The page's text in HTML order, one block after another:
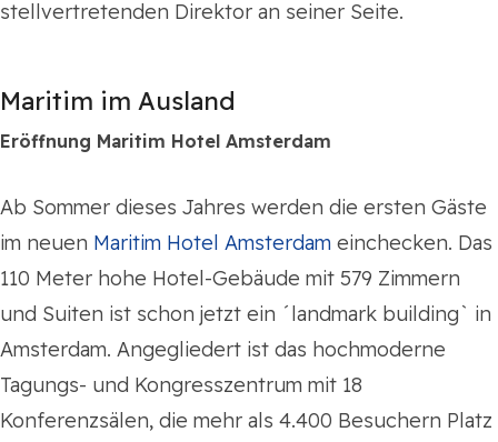
stellvertretenden Direktor an seiner Seite.
Maritim im Ausland
Eröffnung Maritim Hotel Amsterdam
Ab Sommer dieses Jahres werden die ersten Gäste
im neuen Maritim Hotel Amsterdam einchecken. Das
110 Meter hohe Hotel-Gebäude mit 579 Zimmern
und Suiten ist schon jetzt ein ´landmark building` in
Amsterdam. Angegliedert ist das hochmoderne
Tagungs- und Kongresszentrum mit 18
Konferenzsälen, die mehr als 4.400 Besuchern Platz